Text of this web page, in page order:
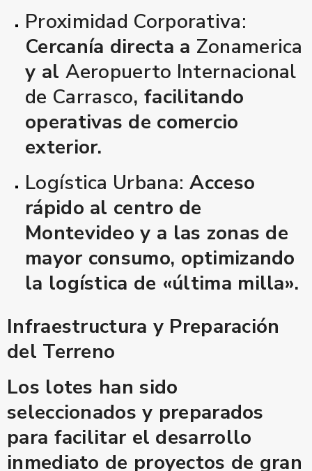
Proximidad Corporativa:
Cercanía directa a Zonamerica
y al Aeropuerto Internacional
de Carrasco, facilitando
operativas de comercio
exterior.
Logística Urbana: Acceso
rápido al centro de
Montevideo y a las zonas de
mayor consumo, optimizando
la logística de «última milla».
Infraestructura y Preparación
del Terreno
Los lotes han sido
seleccionados y preparados
para facilitar el desarrollo
inmediato de proyectos de gran